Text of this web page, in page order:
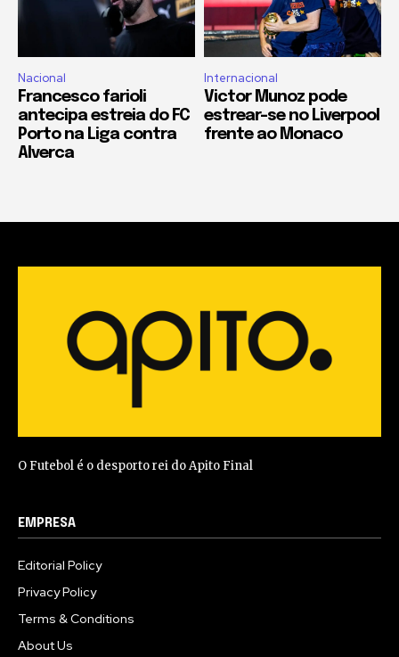
Nacional
Francesco farioli
antecipa estreia do FC
Porto na Liga contra
Alverca
Internacional
Victor Munoz pode
estrear-se no Liverpool
frente ao Monaco
O Futebol é o desporto rei do Apito Final
EMPRESA
Editorial Policy
Privacy Policy
Terms & Conditions
About Us